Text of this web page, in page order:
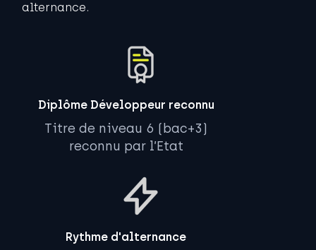
alternance.
Diplôme Développeur reconnu
Titre de niveau 6 (bac+3)
reconnu par l’Etat
Rythme d'alternance